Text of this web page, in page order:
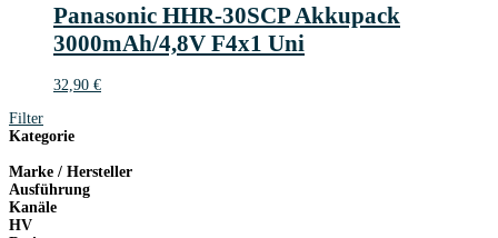
Panasonic HHR-30SCP Akkupack
3000mAh/4,8V F4x1 Uni
32,90 €
Filter
Kategorie
Marke / Hersteller
Ausführung
Kanäle
HV